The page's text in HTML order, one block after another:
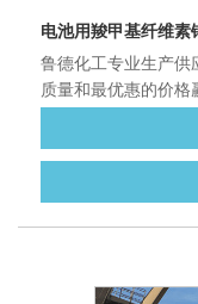
电池用羧甲基纤维素
鲁德化工专业生产供
质量和最优惠的价格